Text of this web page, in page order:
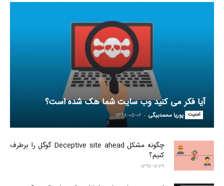
آیا فکر می کنید وب سایت شما هک شده است؟
امنیت پوریا محمدبیگی - ۱۳۹۸-۰۵-۰۶
چگونه مشکل Deceptive site ahead گوگل را برطرف
کنیم؟
۱۳۹۷-۱۲-۲۹